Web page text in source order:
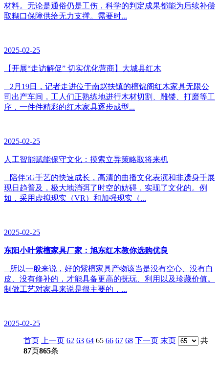
材料。无论是通俗仍是工伤，科学的判定成果都能为后续补偿
取糊口保障供给无力支撑。需要时...
2025-02-25
【开展“走访解促” 切实优化营商】大城县红木
2月19日，记者走进位于南赵扶镇的檀锦阁红木家具无限公
司出产车间，工人们正熟练地进行木材切割、雕镂、打磨等工
序，一件件精彩的红木家具逐步成型...
2025-02-25
人工智能赋能保守文化：摸索立异策略取将来机
陪伴5G手艺的快速成长，高清的曲播文化表演和非遗身手展
现日趋普及，极大地消弭了时空的妨碍，实现了文化的。例
如，采用虚拟现实（VR）和加强现实（...
2025-02-25
东阳小叶紫檀家具厂家：旭东红木教你选购优良
所以一般来说，好的紫檀家具产物该当是没有空心、没有白
皮、没有修补的，才能具备更高的抚玩、利用以及珍藏价值。
制做工艺对家具来说是很主要的，...
2025-02-25
首页 上一页 62 63 64 65 66 67 68 下一页 末页
共
87页865条